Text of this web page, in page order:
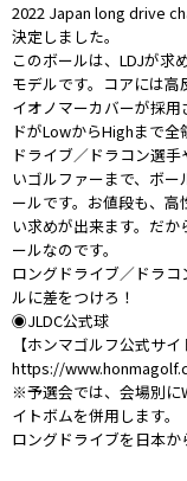
2022 Japan long drive
決定しました。
このボールは、LDJが求
モデルです。コアには
イオノマーカバーが採
ドがLowからHighまで
ドライブ／ドラコン選
いゴルファーまで、ボ
ールです。お値段も、
い求めが出来ます。だ
ールなのです。
ロングドライブ／ドラ
ルに差をつけろ！
◉JLDC公式球
【ホンマゴルフ公式サイ
https://
※予選会では、会場別に
イトボムを併用します。
ロングドライブを日本か